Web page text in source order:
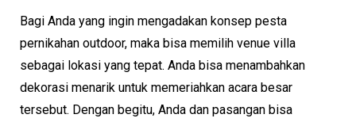
Bagi Anda yang ingin mengadakan konsep pesta
pernikahan outdoor, maka bisa memilih venue villa
sebagai lokasi yang tepat. Anda bisa menambahkan
dekorasi menarik untuk memeriahkan acara besar
tersebut. Dengan begitu, Anda dan pasangan bisa